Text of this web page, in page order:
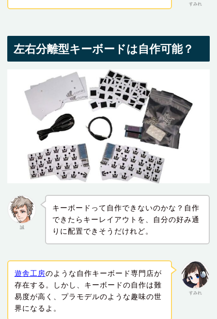
すみれ
左右分離型キーボードは自作可能？
誠
キーボードって自作できないのかな？自作
できたらキーレイアウトを、自分の好み通
りに配置できそうだけれど。
すみれ
遊舎工房のような自作キーボード専門店が
存在する。しかし、キーボードの自作は難
易度が高く、プラモデルのような趣味の世
界になるよ。